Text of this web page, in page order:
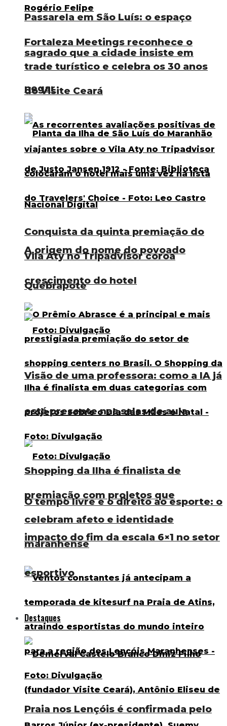
Fortaleza Meetings reconhece o
trade turístico e celebra os 30 anos
do Visite Ceará
Conquista da quinta premiação do
Vila Aty no Tripadvisor coroa
crescimento do hotel
Shopping da Ilha é finalista de
premiação com projetos que
celebram afeto e identidade
maranhense
Praia nos Lençóis é confirmada pelo
Passarela em São Luís: o espaço
sagrado que a cidade insiste em
negar
A origem do nome do povoado
Quebrapote
Visão de uma professora: como a IA já
está presente nas salas de aula
O tempo livre e o direito ao esporte: o
impacto do fim da escala 6×1 no setor
esportivo
Destaques